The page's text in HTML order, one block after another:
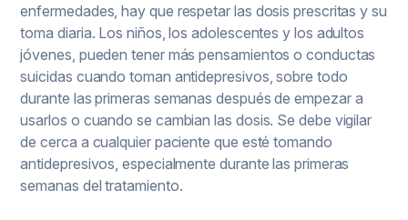
enfermedades, hay que respetar las dosis prescritas y su
toma diaria. Los niños, los adolescentes y los adultos
jóvenes, pueden tener más pensamientos o conductas
suicidas cuando toman antidepresivos, sobre todo
durante las primeras semanas después de empezar a
usarlos o cuando se cambian las dosis. Se debe vigilar
de cerca a cualquier paciente que esté tomando
antidepresivos, especialmente durante las primeras
semanas del tratamiento.